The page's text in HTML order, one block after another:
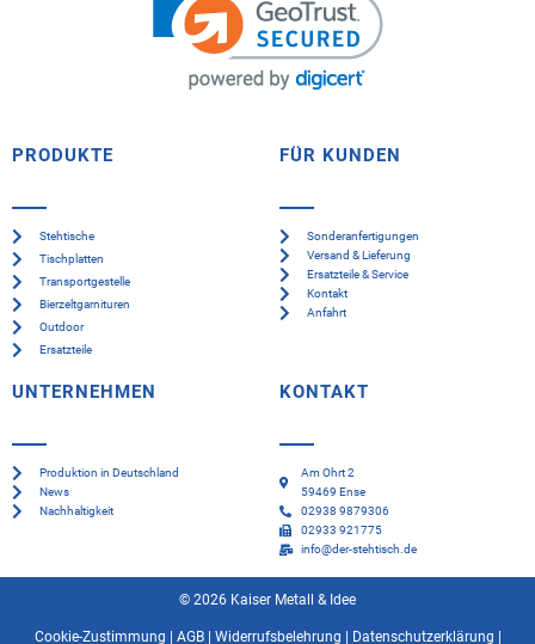
PRODUKTE
Stehtische
Tischplatten
Transportgestelle
Bierzeltgarnituren
Outdoor
Ersatzteile
FÜR KUNDEN
Sonderanfertigungen
Versand & Lieferung
Ersatzteile & Service
Kontakt
Anfahrt
UNTERNEHMEN
Produktion in Deutschland
News
Nachhaltigkeit
KONTAKT
Am Ohrt 2
59469 Ense
02938 9879306
02933 921775
info@der-stehtisch.de
© 2026 Kaiser Metall & Idee
Cookie-Zustimmung AGB| Widerrufsbelehrung Datenschutzerklärung